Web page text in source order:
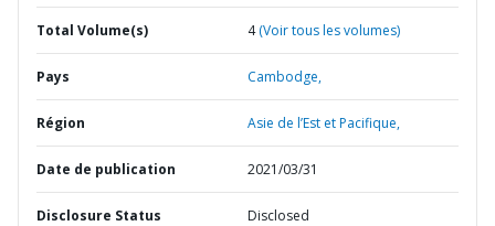
Total Volume(s) 4(Voir tous les volumes)
Pays Cambodge,
Région Asie de l’Est et Pacifique,
Date de publication 2021/03/31
Disclosure Status Disclosed